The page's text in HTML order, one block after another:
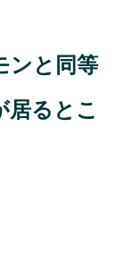
ンと同等
居るとこ